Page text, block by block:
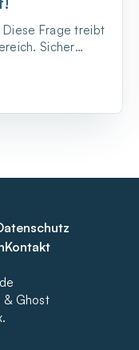
Frage treibt
Sicher
in Athen unter
Gro...
Kontakt
& Ghost